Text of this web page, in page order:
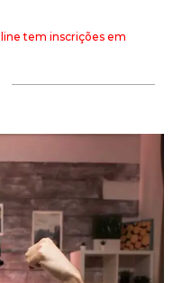
tem inscrições em